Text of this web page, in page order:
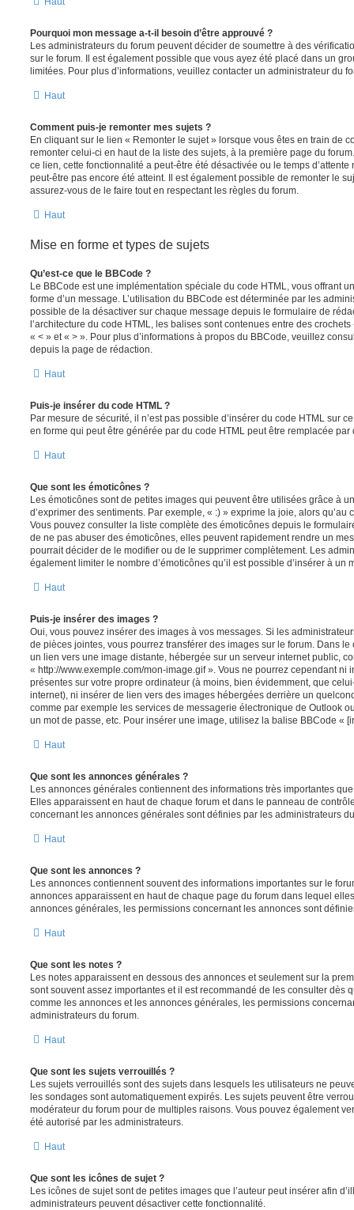
Pourquoi mon message a-t-il besoin d’être approuvé ?
Les administrateurs du forum peuvent décider de soumettre à des
sur le forum. Il est également possible que vous ayez été placé dans un
limitées. Pour plus d’informations, veuillez contacter un administrateur du
Haut
Comment puis-je remonter mes sujets ?
En cliquant sur le lien « Remonter le sujet » lorsque vous êtes en train de
remonter celui-ci en haut de la liste des sujets, à la première page du
ce lien, cette fonctionnalité a peut-être été désactivée ou le temps
peut-être pas encore été atteint. Il est également possible de remonter le
assurez-vous de le faire tout en respectant les règles du forum.
Haut
Mise en forme et types de sujets
Qu’est-ce que le BBCode ?
Le BBCode est une implémentation spéciale du code HTML, vous offrant
forme d’un message. L’utilisation du BBCode est déterminée par les
possible de la désactiver sur chaque message depuis le formulaire de
l’architecture du code HTML, les balises sont contenues entre des
« < » et « > ». Pour plus d’informations à propos du BBCode, veuillez
depuis la page de rédaction.
Haut
Puis-je insérer du code HTML ?
Par mesure de sécurité, il n’est pas possible d’insérer du code HTML sur
en forme qui peut être générée par du code HTML peut être remplacée par
Haut
Que sont les émoticônes ?
Les émoticônes sont de petites images qui peuvent être utilisées grâce à
d’exprimer des sentiments. Par exemple, « :) » exprime la joie, alors qu’au
Vous pouvez consulter la liste complète des émoticônes depuis le
de ne pas abuser des émoticônes, elles peuvent rapidement rendre un
pourrait décider de le modifier ou de le supprimer complètement. Les
également limiter le nombre d’émoticônes qu’il est possible d’insérer à un
Haut
Puis-je insérer des images ?
Oui, vous pouvez insérer des images à vos messages. Si les
de pièces jointes, vous pourrez transférer des images sur le forum. Dans
un lien vers une image distante, hébergée sur un serveur internet public,
« http://www.exemple.com/mon-image.gif ». Vous ne pourrez cependant ni
présentes sur votre propre ordinateur (à moins, bien évidemment, que
internet), ni insérer de lien vers des images hébergées derrière un
comme par exemple les services de messagerie électronique de Outlook
un mot de passe, etc. Pour insérer une image, utilisez la balise BBCode «
Haut
Que sont les annonces générales ?
Les annonces générales contiennent des informations très importantes
Elles apparaissent en haut de chaque forum et dans le panneau de
concernant les annonces générales sont définies par les administrateurs
Haut
Que sont les annonces ?
Les annonces contiennent souvent des informations importantes sur le
annonces apparaissent en haut de chaque page du forum dans lequel
annonces générales, les permissions concernant les annonces sont
Haut
Que sont les notes ?
Les notes apparaissent en dessous des annonces et seulement sur la
sont souvent assez importantes et il est recommandé de les consulter dès
comme les annonces et les annonces générales, les permissions
administrateurs du forum.
Haut
Que sont les sujets verrouillés ?
Les sujets verrouillés sont des sujets dans lesquels les utilisateurs ne
les sondages sont automatiquement expirés. Les sujets peuvent être
modérateur du forum pour de multiples raisons. Vous pouvez également
été autorisé par les administrateurs.
Haut
Que sont les icônes de sujet ?
Les icônes de sujet sont de petites images que l’auteur peut insérer afin
administrateurs peuvent désactiver cette fonctionnalité.